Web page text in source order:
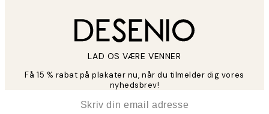
LAD OS VÆRE VENNER
Få 15 % rabat på plakater nu, når du tilmelder dig vores
nyhedsbrev!